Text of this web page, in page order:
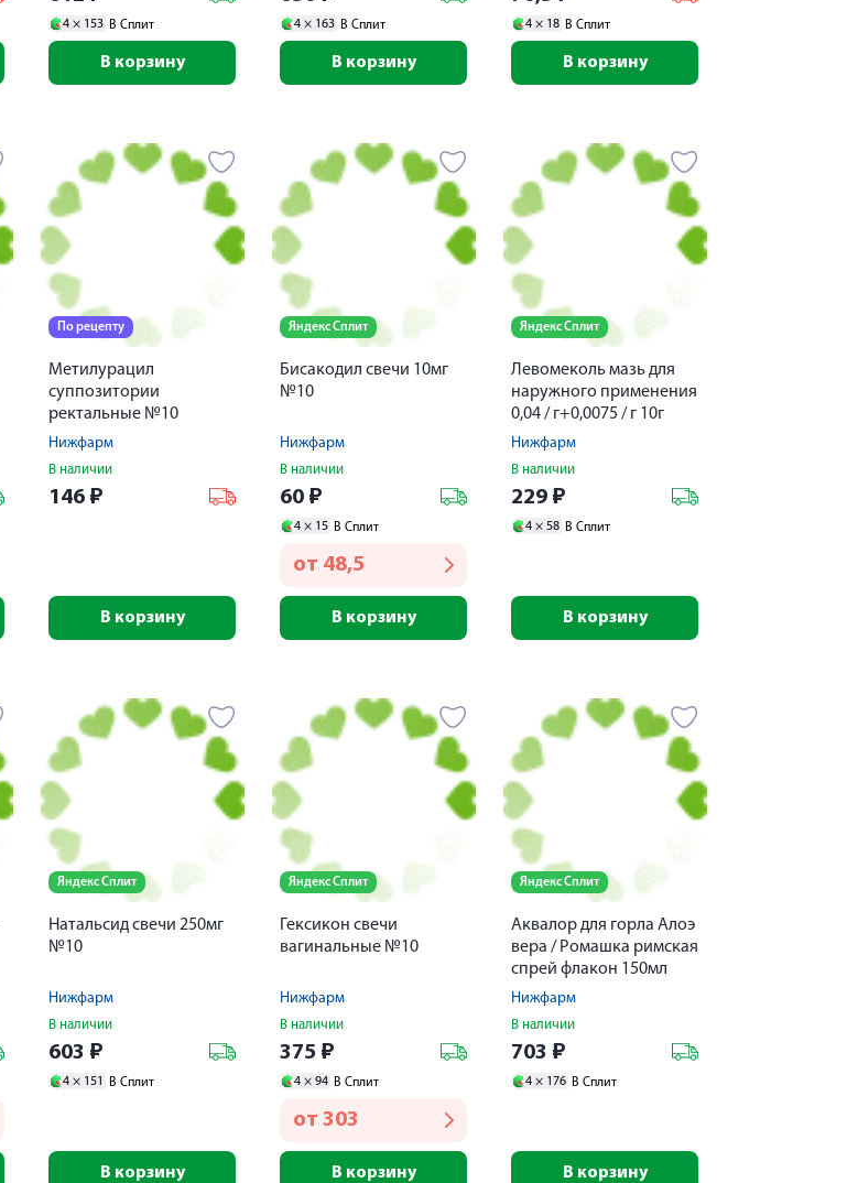
4 × 153 В Сплит
В корзину
4 × 163 В Сплит
В корзину
4 × 18 В Сплит
В корзину
По рецепту
Метилурацил
суппозитории
ректальные №10
Нижфарм
В наличии
146 ₽
В корзину
Яндекс Сплит
Бисакодил свечи 10мг
№10
Нижфарм
В наличии
60 ₽
4 × 15 В Сплит
от 48,5
В корзину
Яндекс Сплит
Левомеколь мазь для
наружного применения
0,04 / г+0,0075 / г 10г
Нижфарм
В наличии
229 ₽
4 × 58 В Сплит
В корзину
Яндекс Сплит
Натальсид свечи 250мг
№10
Нижфарм
В наличии
603 ₽
4 × 151 В Сплит
В корзину
Яндекс Сплит
Гексикон свечи
вагинальные №10
Нижфарм
В наличии
375 ₽
4 × 94 В Сплит
от 303
В корзину
Яндекс Сплит
Аквалор для горла Алоэ
вера / Ромашка римская
спрей флакон 150мл
Нижфарм
В наличии
703 ₽
4 × 176 В Сплит
В корзину